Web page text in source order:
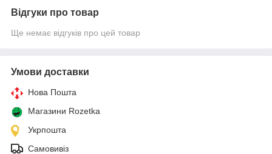
Відгуки про товар
Ще немає відгуків про цей товар
Умови доставки
Нова Пошта
Магазини Rozetka
Укрпошта
Самовивіз